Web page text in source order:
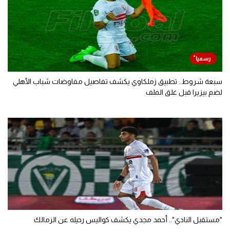
سبعة شروط.. تطبيق زملكاوي يكشف تفاصيل مفاوضات شباب الأهلي
لضم بيزيرا قبل غلق الملف
"مستقبل النادي".. أحمد مجدي يكشف كواليس رحيله عن الزمالك